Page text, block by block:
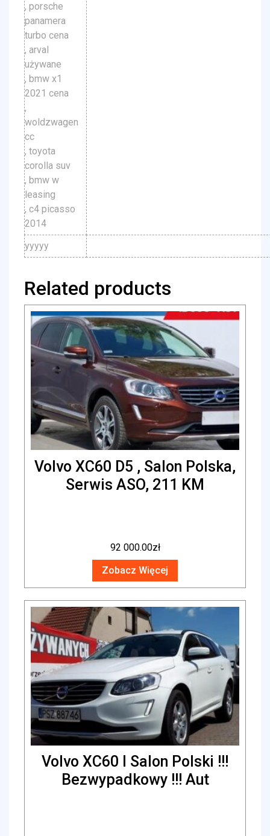
, porsche
panamera
turbo cena
, arval
używane
, bmw x1
2021 cena
,
woldzwagen
cc
, toyota
corolla suv
, bmw w
leasing
, c4 picasso
2014
yyyyy
Related products
Volvo XC60 D5 , Salon Polska,
Serwis ASO, 211 KM
92 000.00zł
Zobacz Więcej
Volvo XC60 I Salon Polski !!!
Bezwypadkowy !!! Aut